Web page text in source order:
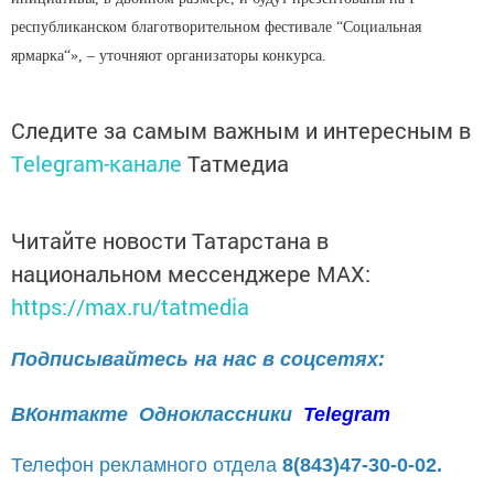
республиканском благотворительном фестивале “Социальная
ярмарка“», – уточняют организаторы конкурса.
Следите за самым важным и интересным в
Telegram-канале Татмедиа
Читайте новости Татарстана в
национальном мессенджере MАХ:
https://max.ru/tatmedia
Подписывайтесь на нас в соцсетях:
ВКонтакте Одноклассники Telegram
Телефон рекламного отдела 8(843)47-30-0-02.